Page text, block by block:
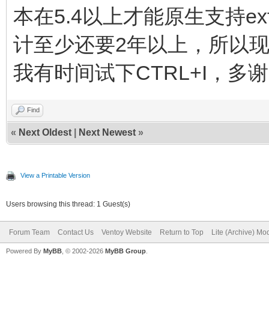
本在5.4以上才能原生支持
计至少还要2年以上，所以
我有时间试下CTRL+I，多
Find
« Next Oldest Next Newest »
View a Printable Version
Users browsing this thread: 1 Guest(s)
Forum Team Contact Us Ventoy Website Return to Top Lite (Archive)
Powered By MyBB , © 2002-2026 MyBB Group